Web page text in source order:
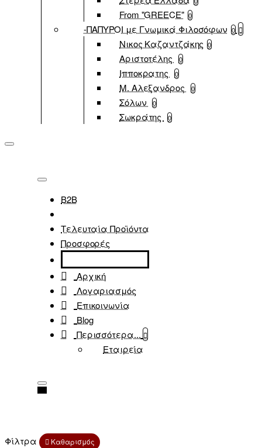
From "GREECE" 0
-ΠΑΠΥΡΟΙ με Γνωμικά Φιλοσόφων 0
Νικος Καζαντζάκης 0
Αριστοτέλης 0
Ιπποκρατης 0
Μ. Αλεξανδρος 0
Σόλων 0
Σωκράτης 0
B2B
Τελευταία Προϊόντα
Προσφορές
Αρχική
Λογαριασμός
Επικοινωνία
Blog
Περισσότερα...
Εταιρεία
Φίλτρα Καθαρισμός